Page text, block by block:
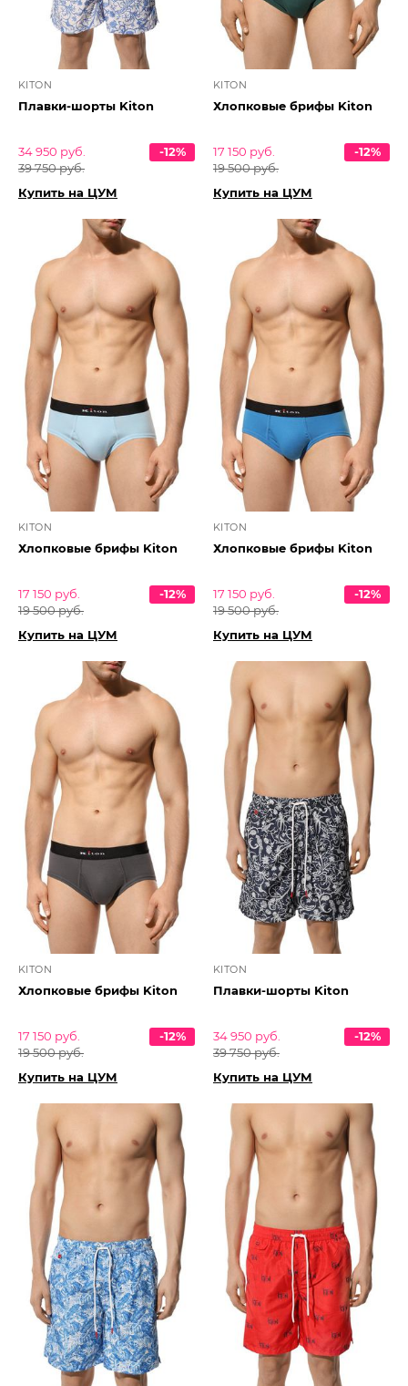
KITON
Плавки-шорты Kiton
34 950 руб.
39 750 руб.
-12%
Купить на ЦУМ
KITON
Хлопковые брифы Kiton
17 150 руб.
19 500 руб.
-12%
Купить на ЦУМ
KITON
Хлопковые брифы Kiton
17 150 руб.
19 500 руб.
-12%
Купить на ЦУМ
KITON
Хлопковые брифы Kiton
17 150 руб.
19 500 руб.
-12%
Купить на ЦУМ
KITON
Хлопковые брифы Kiton
17 150 руб.
19 500 руб.
-12%
Купить на ЦУМ
KITON
Плавки-шорты Kiton
34 950 руб.
39 750 руб.
-12%
Купить на ЦУМ